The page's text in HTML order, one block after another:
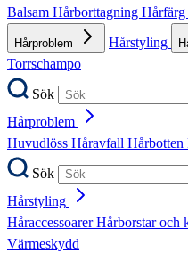
Balsam Hårborttagning Hårfärg
Hårproblem Hårstyling
Torrschampo
Sök
Hårproblem
Huvudlöss Håravfall Hårbotten
Sök
Hårstyling
HåraccessoarerHårborstar och
Värmeskydd